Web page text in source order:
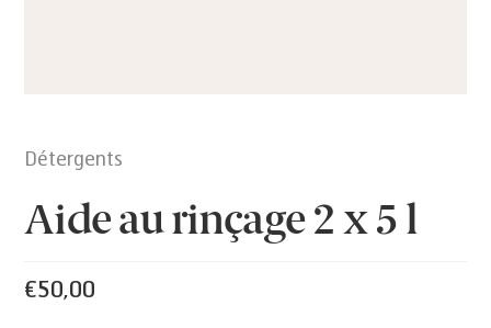
Détergents
Aide au rinçage 2 x 5 l
€50,00